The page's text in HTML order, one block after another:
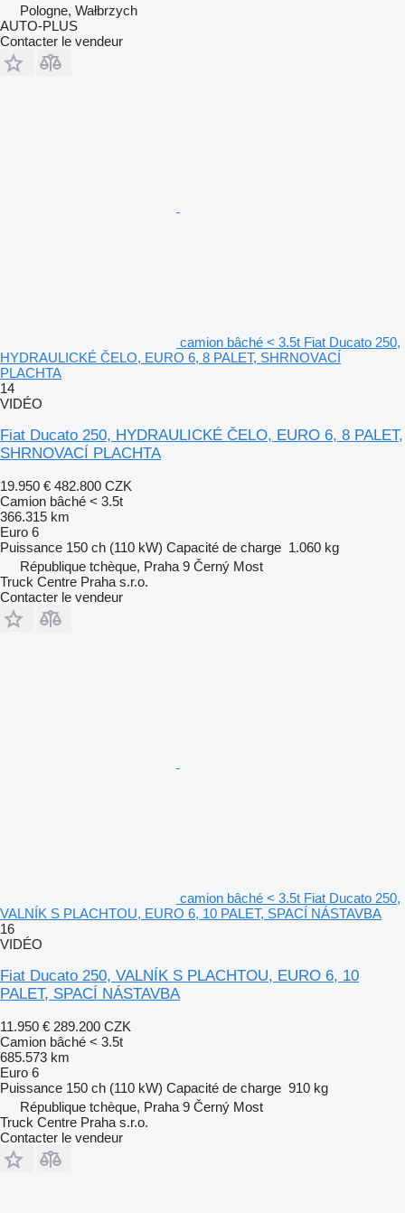
Pologne, Wałbrzych
AUTO-PLUS
Contacter le vendeur
camion bâché < 3.5t Fiat Ducato 250,
HYDRAULICKÉ ČELO, EURO 6, 8 PALET, SHRNOVACÍ
PLACHTA
14
VIDÉO
Fiat Ducato 250, HYDRAULICKÉ ČELO, EURO 6, 8 PALET,
SHRNOVACÍ PLACHTA
19.950 € 482.800 CZK
Camion bâché < 3.5t
366.315 km
Euro 6
Puissance 150 ch (110 kW) Capacité de charge 1.060 kg
République tchèque, Praha 9 Černý Most
Truck Centre Praha s.r.o.
Contacter le vendeur
camion bâché < 3.5t Fiat Ducato 250,
VALNÍK S PLACHTOU, EURO 6, 10 PALET, SPACÍ NÁSTAVBA
16
VIDÉO
Fiat Ducato 250, VALNÍK S PLACHTOU, EURO 6, 10
PALET, SPACÍ NÁSTAVBA
11.950 € 289.200 CZK
Camion bâché < 3.5t
685.573 km
Euro 6
Puissance 150 ch (110 kW) Capacité de charge 910 kg
République tchèque, Praha 9 Černý Most
Truck Centre Praha s.r.o.
Contacter le vendeur